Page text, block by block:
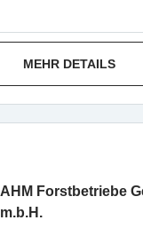
MEHR DETAILS
AHM Forstbetriebe
m.b.H.